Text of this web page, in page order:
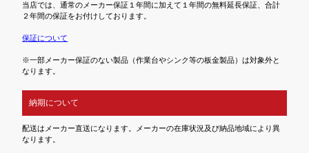
当店では、通常のメーカー保証１年間に加えて１年間の無料延長保証、合計
２年間の保証をお付けしております。
保証について
※一部メーカー保証のない製品（作業台やシンク等の板金製品）は対象外と
なります。
納期について
配送はメーカー直送になります。メーカーの在庫状況及び納品地域により異
なります。